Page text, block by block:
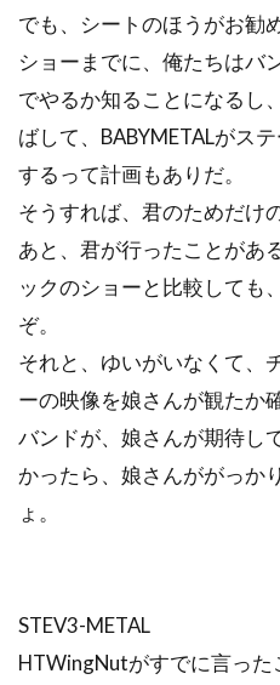
でも、シートのほうがお勧
ショーまでに、俺たちはバ
でやるか知ることになるし
ばして、BABYMETALがス
するって計画もありだ。
そうすれば、君のためだけ
あと、君が行ったことがあ
ックのショーと比較しても
ぞ。
それと、ゆいがいなくて、
ーの映像を娘さんが観たか
バンドが、娘さんが期待し
かったら、娘さんががっか
ょ。
STEV3-METAL
HTWingNutがすでに言った